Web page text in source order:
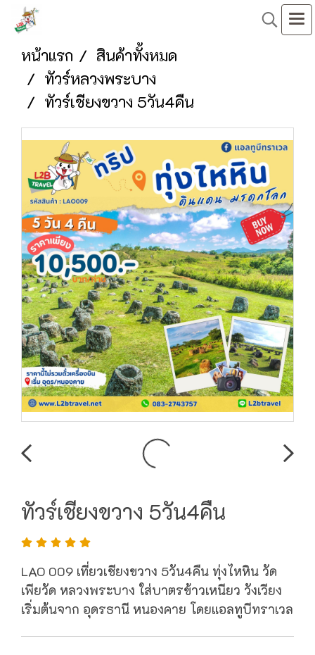
หน้าแรก
สินค้าทั้งหมด
ทัวร์หลวงพระบาง
ทัวร์เชียงขวาง 5วัน4คืน
ทัวร์เชียงขวาง 5วัน4คืน
LAO 009 เที่ยวเชียงขวาง 5วัน4คืน ทุ่งไหหิน วัด
เพียวัด หลวงพระบาง ใส่บาตรข้าวเหนียว วังเวียง
เริ่มต้นจาก อุดรธานี หนองคาย โดยแอลทูบีทราเวล